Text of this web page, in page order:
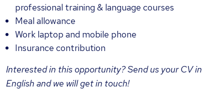
professional training & language courses
Meal allowance
Work laptop and mobile phone
Insurance contribution
Interested in this opportunity? Send us your CV in
English and we will get in touch!